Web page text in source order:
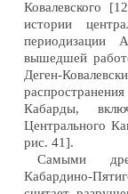
Ковалевского
истории
вышедшей
Деген-
Кабарды,
Центрального
рис. 41].
Самыми
Кабардино-